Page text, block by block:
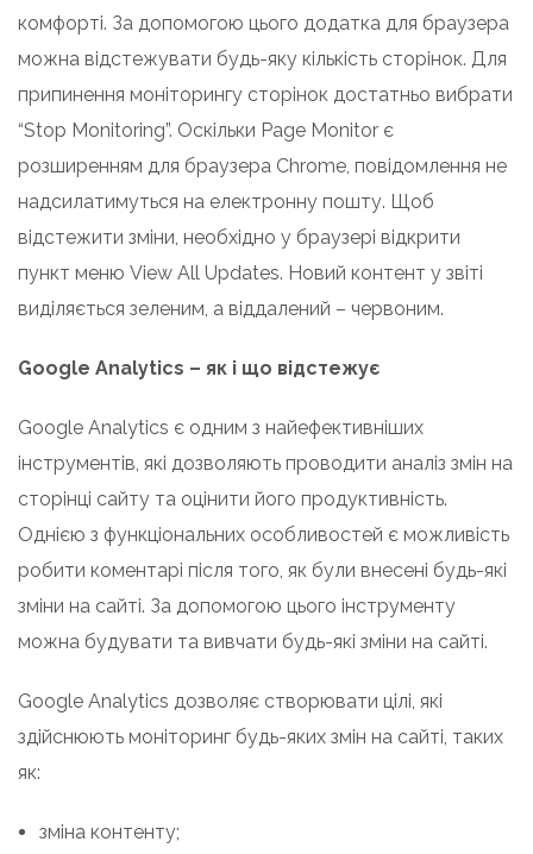
комфорті. За допомогою цього додатка для браузера
можна відстежувати будь-яку кількість сторінок. Для
припинення моніторингу сторінок достатньо вибрати
“Stop Monitoring”. Оскільки Page Monitor є
розширенням для браузера Chrome, повідомлення не
надсилатимуться на електронну пошту. Щоб
відстежити зміни, необхідно у браузері відкрити
пункт меню View All Updates. Новий контент у звіті
виділяється зеленим, а віддалений – червоним.
Google Analytics – як і що відстежує
Google Analytics є одним з найефективніших
інструментів, які дозволяють проводити аналіз змін на
сторінці сайту та оцінити його продуктивність.
Однією з функціональних особливостей є можливість
робити коментарі після того, як були внесені будь-які
зміни на сайті. За допомогою цього інструменту
можна будувати та вивчати будь-які зміни на сайті.
Google Analytics дозволяє створювати цілі, які
здійснюють моніторинг будь-яких змін на сайті, таких
як:
зміна контенту;